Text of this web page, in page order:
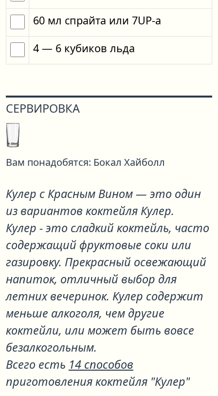
60 мл спрайта или 7UP-a
4 — 6 кубиков льда
СЕРВИРОВКА
Вам понадобятся: Бокал Хайболл
Кулер с Красным Вином— это один
из вариантов коктейля Кулер.
Кулер - это сладкий коктейль, часто
содержащий фруктовые соки или
газировку. Прекрасный освежающий
напиток, отличный выбор для
летних вечеринок. Кулер содержит
меньше алкоголя, чем другие
коктейли, или может быть вовсе
безалкогольным.
Всего есть 14 способов
приготовления коктейля "Кулер"